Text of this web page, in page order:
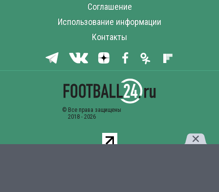
Соглашение
Использование информации
Контакты